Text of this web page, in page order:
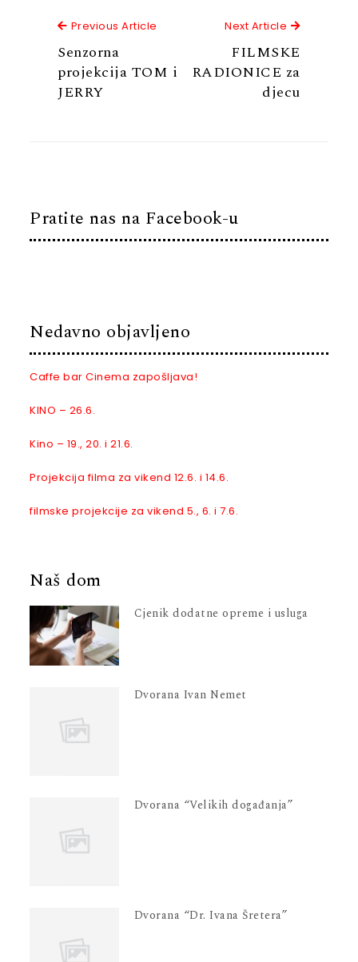
Previous Article Previous Article
Senzorna
projekcija TOM i
JERRY
Next Article Next
FILMSKE
RADIONICE za
djecu
Pratite nas na Facebook-u
Nedavno objavljeno
Caffe bar Cinema zapošljava!
KINO – 26.6.
Kino – 19., 20. i 21.6.
Projekcija filma za vikend 12.6. i 14.6.
filmske projekcije za vikend 5., 6. i 7.6.
Naš dom
Cjenik dodatne opreme i usluga
Dvorana Ivan Nemet
Dvorana “Velikih događanja”
Dvorana “Dr. Ivana Šretera”